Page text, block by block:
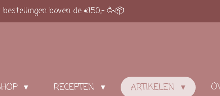
boven de €150,- 🥳📦
RECEPTEN ARTIKELEN